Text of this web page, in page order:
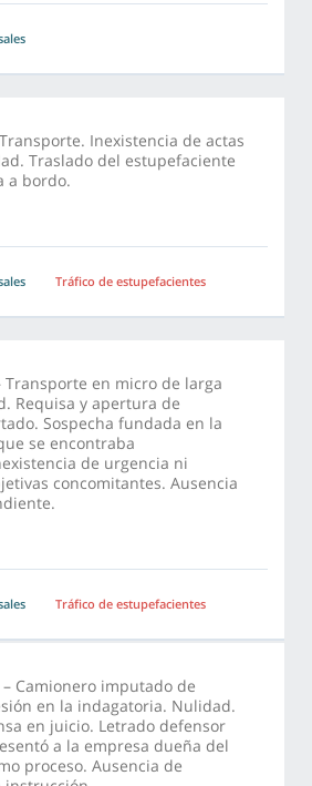
Transporte. Inexistencia de actas
Traslado del estupefaciente
a bordo.
Tráfico de estupefacientes
Transporte en micro de larga
Requisa y apertura de
Sospecha fundada en la
se encontraba
de urgencia ni
concomitantes. Ausencia
Tráfico de estupefacientes
– Camionero imputado de
en la indagatoria. Nulidad.
en juicio. Letrado defensor
a la empresa dueña del
proceso. Ausencia de